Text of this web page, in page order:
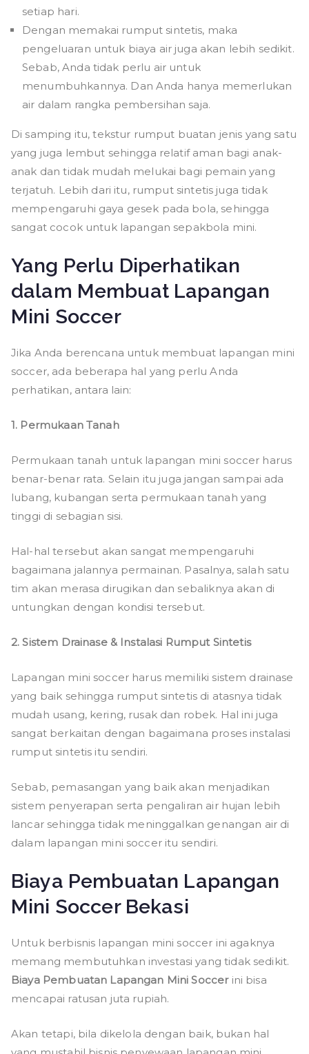
setiap hari.
Dengan memakai rumput sintetis, maka
pengeluaran untuk biaya air juga akan lebih sedikit.
Sebab, Anda tidak perlu air untuk
menumbuhkannya. Dan Anda hanya memerlukan
air dalam rangka pembersihan saja.
Di samping itu, tekstur rumput buatan jenis yang satu
yang juga lembut sehingga relatif aman bagi anak-
anak dan tidak mudah melukai bagi pemain yang
terjatuh. Lebih dari itu, rumput sintetis juga tidak
mempengaruhi gaya gesek pada bola, sehingga
sangat cocok untuk lapangan sepakbola mini.
Yang Perlu Diperhatikan
dalam Membuat Lapangan
Mini Soccer
Jika Anda berencana untuk membuat lapangan mini
soccer, ada beberapa hal yang perlu Anda
perhatikan, antara lain:
1. Permukaan Tanah
Permukaan tanah untuk lapangan mini soccer harus
benar-benar rata. Selain itu juga jangan sampai ada
lubang, kubangan serta permukaan tanah yang
tinggi di sebagian sisi.
Hal-hal tersebut akan sangat mempengaruhi
bagaimana jalannya permainan. Pasalnya, salah satu
tim akan merasa dirugikan dan sebaliknya akan di
untungkan dengan kondisi tersebut.
2. Sistem Drainase & Instalasi Rumput Sintetis
Lapangan mini soccer harus memiliki sistem drainase
yang baik sehingga rumput sintetis di atasnya tidak
mudah usang, kering, rusak dan robek. Hal ini juga
sangat berkaitan dengan bagaimana proses instalasi
rumput sintetis itu sendiri.
Sebab, pemasangan yang baik akan menjadikan
sistem penyerapan serta pengaliran air hujan lebih
lancar sehingga tidak meninggalkan genangan air di
dalam lapangan mini soccer itu sendiri.
Biaya Pembuatan Lapangan
Mini Soccer Bekasi
Untuk berbisnis lapangan mini soccer ini agaknya
memang membutuhkan investasi yang tidak sedikit.
Biaya Pembuatan Lapangan Mini Soccer ini bisa
mencapai ratusan juta rupiah.
Akan tetapi, bila dikelola dengan baik, bukan hal